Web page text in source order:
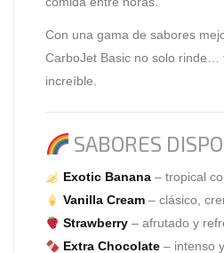
Con una gama de sabores
CarboJet Basic no solo rinde…
increíble.
SABORES
Exotic Banana– tropical
Vanilla Cream– clásico,
Strawberry– afrutado y
Extra Chocolate– intenso